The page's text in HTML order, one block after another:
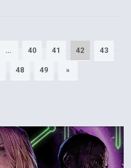
... 40 41 42 43
48 49 »